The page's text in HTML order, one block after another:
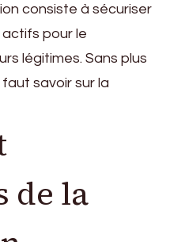
consiste à sécuriser
actifs pour le
légitimes. Sans plus
savoir sur la
de la